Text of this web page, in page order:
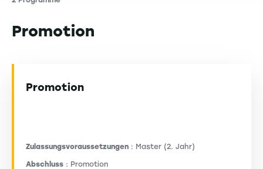
Promotion
Promotion
Zulassungsvoraussetzungen : Master (2. Jahr)
Abschluss : Promotion